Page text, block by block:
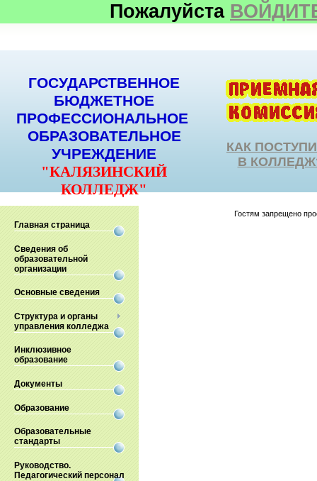
Пожалуйста
ГОСУДАРСТВЕННОЕ
БЮДЖЕТНОЕ
ПРОФЕССИОНАЛЬНОЕ
ОБРАЗОВАТЕЛЬНОЕ
УЧРЕЖДЕНИЕ
"КАЛЯЗИНСКИЙ
КОЛЛЕДЖ"
КАК
В
Главная страница
Сведения об
образовательной
организации
Основные сведения
Структура и органы
управления колледжа
Инклюзивное
образование
Документы
Образование
Образовательные
стандарты
Руководство.
Педагогический персонал
Гостям запрещено